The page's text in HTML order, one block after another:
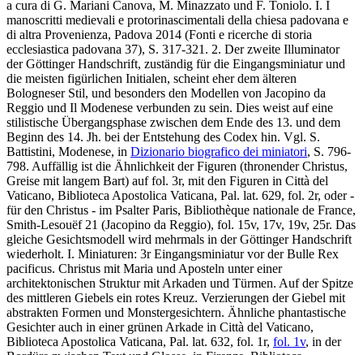
a cura di G. Mariani Canova, M. Minazzato und F. Toniolo. I. I
manoscritti medievali e protorinascimentali della chiesa padovana e
di altra Provenienza, Padova 2014 (Fonti e ricerche di storia
ecclesiastica padovana 37), S. 317-321. 2. Der zweite Illuminator
der Göttinger Handschrift, zuständig für die Eingangsminiatur und
die meisten figürlichen Initialen, scheint eher dem älteren
Bologneser Stil, und besonders den Modellen von Jacopino da
Reggio und Il Modenese verbunden zu sein. Dies weist auf eine
stilistische Übergangsphase zwischen dem Ende des 13. und dem
Beginn des 14. Jh. bei der Entstehung des Codex hin. Vgl. S.
Battistini, Modenese, in Dizionario biografico dei miniatori, S. 796-
798. Auffällig ist die Ähnlichkeit der Figuren (thronender Christus,
Greise mit langem Bart) auf fol. 3r, mit den Figuren in Città del
Vaticano, Biblioteca Apostolica Vaticana, Pal. lat. 629, fol. 2r, oder -
für den Christus - im Psalter Paris, Bibliothèque nationale de France,
Smith-Lesouëf 21 (Jacopino da Reggio), fol. 15v, 17v, 19v, 25r. Das
gleiche Gesichtsmodell wird mehrmals in der Göttinger Handschrift
wiederholt. I. Miniaturen: 3r Eingangsminiatur vor der Bulle Rex
pacificus. Christus mit Maria und Aposteln unter einer
architektonischen Struktur mit Arkaden und Türmen. Auf der Spitze
des mittleren Giebels ein rotes Kreuz. Verzierungen der Giebel mit
abstrakten Formen und Monstergesichtern. Ähnliche phantastische
Gesichter auch in einer grünen Arkade in Città del Vaticano,
Biblioteca Apostolica Vaticana, Pal. lat. 632, fol. 1r, fol. 1v, in der